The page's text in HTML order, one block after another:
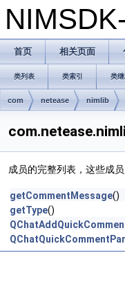
首页 相关页面
类列表 类索引 类
com netease nimlib
成员的完整列表，这些成
getCommentMessage()
getType()